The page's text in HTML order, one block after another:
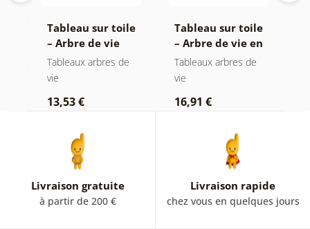
Tableau sur toile
– Arbre de vie
magie dorée
Tableaux arbres de
vie
13,53 €
Tableau sur toile
– Arbre de vie en
vitrail coloré
Tableaux arbres de
vie
16,91 €
Livraison gratuite
à partir de 200 €
Livraison rapide
chez vous en quelques jours